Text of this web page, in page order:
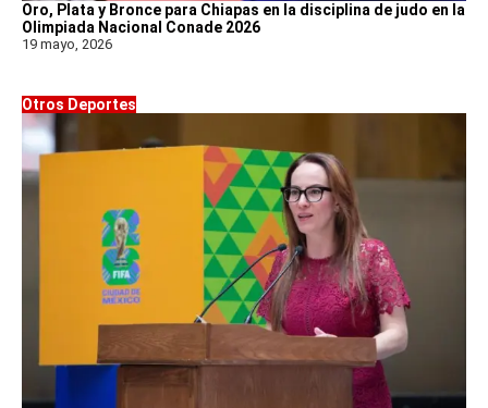
Oro, Plata y Bronce para Chiapas en la disciplina de judo en la
Olimpiada Nacional Conade 2026
19 mayo, 2026
Otros Deportes